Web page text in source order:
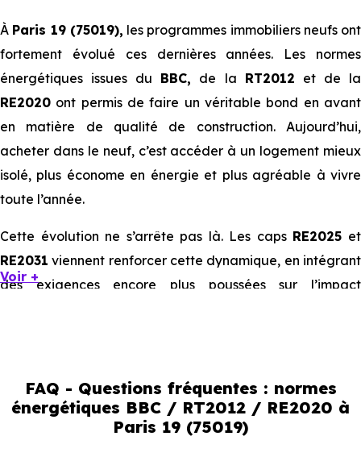
À Paris 19 (75019), les programmes immobiliers neufs ont
fortement évolué ces dernières années. Les normes
énergétiques issues du BBC, de la RT2012 et de la
RE2020 ont permis de faire un véritable bond en avant
en matière de qualité de construction. Aujourd’hui,
acheter dans le neuf, c’est accéder à un logement mieux
isolé, plus économe en énergie et plus agréable à vivre
toute l’année.
Cette évolution ne s’arrête pas là. Les caps RE2025 et
RE2031 viennent renforcer cette dynamique, en intégrant
des exigences encore plus poussées sur l’impact
En résumé :
Voir +
FAQ - Questions fréquentes : normes
énergétiques BBC / RT2012 / RE2020 à
Paris 19 (75019)